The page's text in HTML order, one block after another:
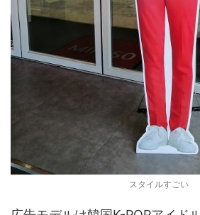
スタイルすごい